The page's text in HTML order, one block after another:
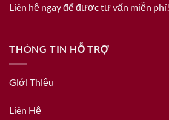
Liên hệ ngay để được tư vấn miễn phí!
THÔNG TIN HỖ TRỢ
Giới Thiệu
Liên Hệ